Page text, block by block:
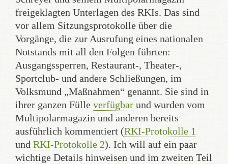
freigeklagten Unterlagen des RKIs. Das sind
vor allem Sitzungsprotokolle über die
Vorgänge, die zur Ausrufung eines nationalen
Notstands mit all den Folgen führten:
Ausgangssperren, Restaurant-, Theater-,
Sportclub- und andere Schließungen, im
Volksmund „Maßnahmen“ genannt. Sie sind in
ihrer ganzen Fülle verfügbar und wurden vom
Multipolarmagazin und anderen bereits
ausführlich kommentiert (RKI-Protokolle 1
und RKI-Protokolle 2). Ich will auf ein paar
wichtige Details hinweisen und im zweiten Teil